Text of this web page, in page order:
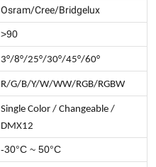
Osram/Cree/Bridgelux
>90
3°/8°/25°/30°/45°/60°
R/G/B/Y/W/WW/RGB/RGBW
Single Color / Changeable /
DMX12
-30°C ~ 50°C